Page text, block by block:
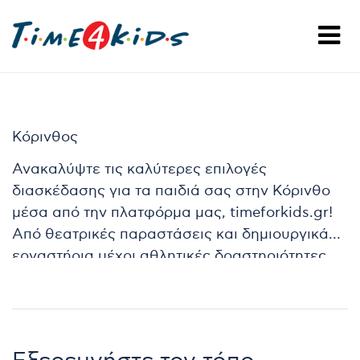
Κόρινθος
Ανακαλύψτε τις καλύτερες επιλογές
διασκέδασης για τα παιδιά σας στην Κόρινθο
μέσα από την πλατφόρμα μας, timeforkids.gr!
Από θεατρικές παραστάσεις και δημιουργικά
εργαστήρια μέχρι αθλητικές δραστηριότητες